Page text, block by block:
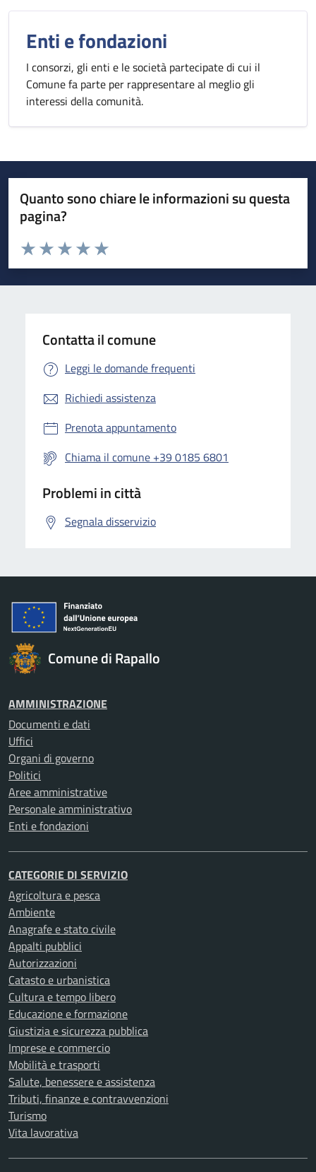
Enti e fondazioni
I consorzi, gli enti e le società partecipate di cui il
Comune fa parte per rappresentare al meglio gli
interessi della comunità.
Quanto sono chiare le informazioni su questa
pagina?
Valuta da 1 a 5 stelle la pagina
Valuta 5 stelle su 5
Valuta 4 stelle su 5
Valuta 3 stelle su 5
Valuta 2 stelle su 5
Valuta 1 stelle su 5
Contatta il comune
Leggi le domande frequenti
Richiedi assistenza
Prenota appuntamento
Chiama il comune +39 0185 6801
Problemi in città
Segnala disservizio
Comune di Rapallo
AMMINISTRAZIONE
Documenti e dati
Uffici
Organi di governo
Politici
Aree amministrative
Personale amministrativo
Enti e fondazioni
CATEGORIE DI SERVIZIO
Agricoltura e pesca
Ambiente
Anagrafe e stato civile
Appalti pubblici
Autorizzazioni
Catasto e urbanistica
Cultura e tempo libero
Educazione e formazione
Giustizia e sicurezza pubblica
Imprese e commercio
Mobilità e trasporti
Salute, benessere e assistenza
Tributi, finanze e contravvenzioni
Turismo
Vita lavorativa